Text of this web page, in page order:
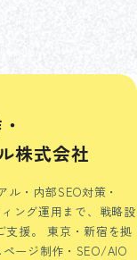
株式会社
・内部SEO対策・
ング運用まで、戦略設
援。
東京・新宿を拠
ージ制作・SEO/AIO